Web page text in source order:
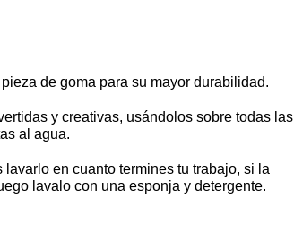
de goma para su mayor durabilidad.
y creativas, usándolos sobre todas las
al agua.
en cuanto termines tu trabajo, si la
lavalo con una esponja y detergente.